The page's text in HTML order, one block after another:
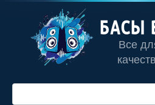
контенту
БАСЫ
Все